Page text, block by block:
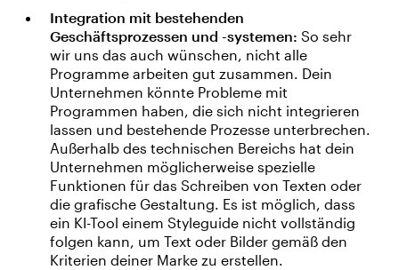
Integration mit bestehenden
Geschäftsprozessen und -systemen: So sehr
wir uns das auch wünschen, nicht alle
Programme arbeiten gut zusammen. Dein
Unternehmen könnte Probleme mit
Programmen haben, die sich nicht integrieren
lassen und bestehende Prozesse unterbrechen.
Außerhalb des technischen Bereichs hat dein
Unternehmen möglicherweise spezielle
Funktionen für das Schreiben von Texten oder
die grafische Gestaltung. Es ist möglich, dass
ein KI-Tool einem Styleguide nicht vollständig
folgen kann, um Text oder Bilder gemäß den
Kriterien deiner Marke zu erstellen.